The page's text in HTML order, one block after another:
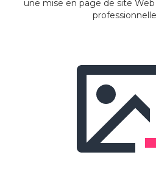
une mise en page de site